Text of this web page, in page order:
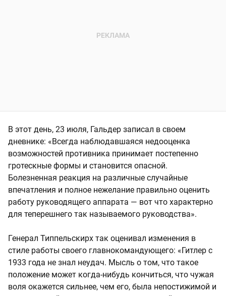
В этот день, 23 июля, Гальдер записал в своем
дневнике: «Всегда наблюдавшаяся недооценка
возможностей противника принимает постепенно
гротескные формы и становится опасной.
Болезненная реакция на различные случайные
впечатления и полное нежелание правильно оценить
работу руководящего аппарата — вот что характерно
для теперешнего так называемого руководства».
Генерал Типпельскирх так оценивал изменения в
стиле работы своего главнокомандующего: «Гитлер с
1933 года не знал неудач. Мысль о том, что такое
положение может когда-нибудь кончиться, что чужая
воля окажется сильнее, чем его, была непостижимой и